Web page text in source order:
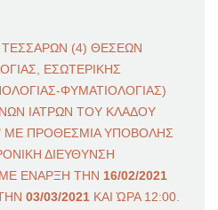
(4) ΘΕΣΕΩΝ
ΕΣΩΤΕΡΙΚΗΣ
ΦΥΜΑΤΙΟΛΟΓΙΑΣ)
ΙΑΤΡΩΝ ΤΟΥ ΚΛΑΔΟΥ
ΜΕ ΠΡΟΘΕΣΜΙΑ ΥΠΟΒΟΛΗΣ
ΔΙΕΥΘΥΝΣΗ
ΕΝΑΡΞΗ ΤΗΝ 16/02/2021
03/03/2021 ΚΑΙ ΏΡΑ 12:00.